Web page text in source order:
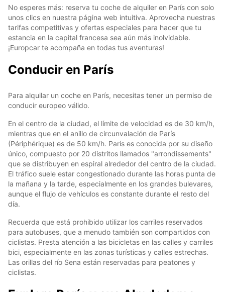
No esperes más: reserva tu coche de alquiler en París con solo
unos clics en nuestra página web intuitiva. Aprovecha nuestras
tarifas competitivas y ofertas especiales para hacer que tu
estancia en la capital francesa sea aún más inolvidable.
¡Europcar te acompaña en todas tus aventuras!
Conducir en París
Para alquilar un coche en París, necesitas tener un permiso de
conducir europeo válido.
En el centro de la ciudad, el límite de velocidad es de 30 km/h,
mientras que en el anillo de circunvalación de París
(Périphérique) es de 50 km/h. París es conocida por su diseño
único, compuesto por 20 distritos llamados "arrondissements"
que se distribuyen en espiral alrededor del centro de la ciudad.
El tráfico suele estar congestionado durante las horas punta de
la mañana y la tarde, especialmente en los grandes bulevares,
aunque el flujo de vehículos es constante durante el resto del
día.
Recuerda que está prohibido utilizar los carriles reservados
para autobuses, que a menudo también son compartidos con
ciclistas. Presta atención a las bicicletas en las calles y carriles
bici, especialmente en las zonas turísticas y calles estrechas.
Las orillas del río Sena están reservadas para peatones y
ciclistas.